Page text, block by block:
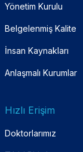
Yönetim Kurulu
Belgelenmiş Kalite
İnsan Kaynakları
Anlaşmalı Kurumlar
Hızlı Erişim
Doktorlarımız